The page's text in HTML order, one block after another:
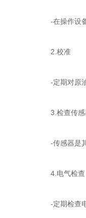
-在操作设备
2.校准
-定期对原油
3.检查传感
-传感器是其
4.电气检查
-定期检查电